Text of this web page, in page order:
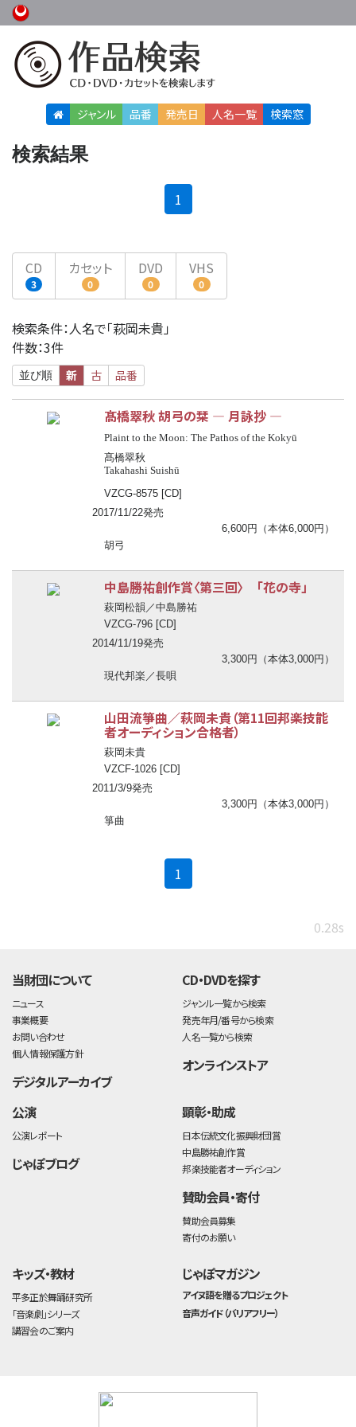
ジャンル 品番 発売日 人名一覧 検索窓
検索結果
1
CD
3
カセット
0
DVD
0
VHS
0
検索条件：人名で「萩岡未貴」
件数：3件
並び順 新 古 品番
髙橋翠秋 胡弓の栞 ― 月詠抄 ―
Plaint to the Moon: The Pathos of the Kokyū
髙橋翠秋
Takahashi Suishū
VZCG-8575 [CD]
2017/11/22発売
6,600円（本体6,000円）
胡弓
中島勝祐創作賞〈第三回〉 「花の寺」
萩岡松韻／中島勝祐
VZCG-796 [CD]
2014/11/19発売
3,300円（本体3,000円）
現代邦楽／長唄
山田流箏曲／萩岡未貴（第11回邦楽技能
者オーディション合格者）
萩岡未貴
VZCF-1026 [CD]
2011/3/9発売
3,300円（本体3,000円）
箏曲
1
0.28s
当財団について
ニュース
事業概要
お問い合わせ
個人情報保護方針
デジタルアーカイブ
CD・DVDを探す
ジャンル一覧から検索
発売年月/番号から検索
人名一覧から検索
オンラインストア
公演
公演レポート
じゃぽブログ
顕彰・助成
日本伝統文化振興財団賞
中島勝祐創作賞
邦楽技能者オーディション
賛助会員・寄付
賛助会員募集
寄付のお願い
キッズ・教材
平多正於舞踊研究所
「音楽劇」シリーズ
講習会のご案内
じゃぽマガジン
アイヌ語を贈るプロジェクト
音声ガイド（バリアフリー）